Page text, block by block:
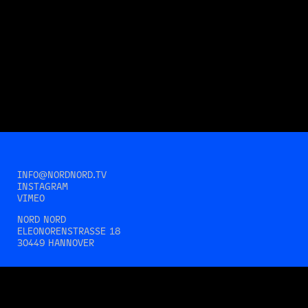
NORD NORD
ELEONORENSTRASSE 18
30449 HANNOVER
INFO@NORDNORD.TV
INSTAGRAM
VIMEO